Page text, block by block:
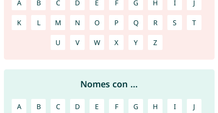
A B C D E F G H I J
K L M N O P Q R S T
U V W X Y Z
Nomes con ...
A B C D E F G H I J